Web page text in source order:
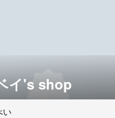
イ's shop
い